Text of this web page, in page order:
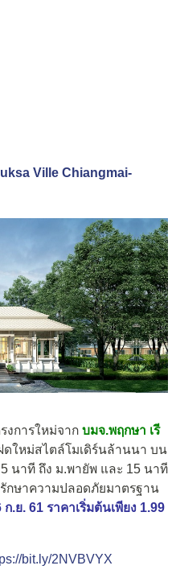
Ville Chiangmai-
งการใหม่จาก บมจ.พฤกษา เรี
ใหม่สไตล์โมเดิร์นล้านนา บน
นาที ถึง ม.พายัพ และ 15 นาที
กษาความปลอดภัยมาตรฐาน
ก.ย. 61 ราคาเริ่มต้นเพียง 1.99
bit.ly/2NVBVYX